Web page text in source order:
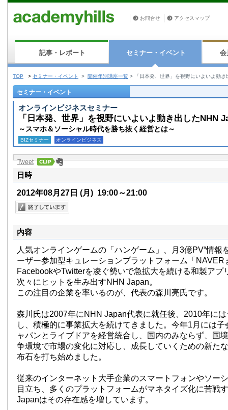
お問合せ アクセスマップ
記事・レポート セミナー・イベント 会
TOP > セミナー・イベント > 開催年別講座一覧 > 「日本発、世界」を視野にいよいよ動
セミナー・イベント
オンラインビジネスセミナー
「日本発、世界」を視野にいよいよ動き出したNHN
～スマホ＆ソーシャル時代を勝ち抜く経営とは～
BIZセミナー オンラインビジネス
Tweet
日時
2012年08月27日 (月) 19:00～21:00
内容
人気オンラインゲームの「ハンゲーム」、月3億PV“情報
ーザー参加型キュレーションプラットフォーム「NAVER
FacebookやTwitterを凌ぐ勢いで急拡大を続ける和製アプ
次々にヒットを生み出すNHN Japan。
この注目の企業を率いるのが、代表の森川亮氏です。
森川氏は2007年にNHN Japan代表に就任後、2010年に
し、積極的に事業拡大を続けてきました。今年1月には
ャパンとライブドアを経営統合し、国内のみならず、国
争環境で市場の変化に対応し、成長していくための新た
布石を打ち始めました。
従来のインターネット大手企業のスマートフォンやソー
目立ち、多くのプラットフォームがマネタイズ化に苦戦
Japanはその存在感を増しています。